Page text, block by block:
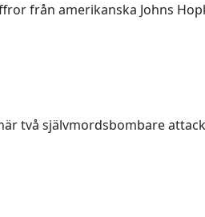
från amerikanska Johns
två självmordsbombare